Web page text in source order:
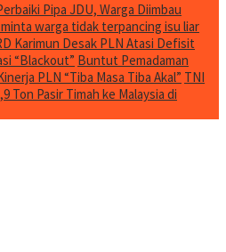
Pipa JDU, Warga Diimbau
warga tidak terpancing isu liar
Karimun Desak PLN Atasi Defisit
“Blackout” Buntut Pemadaman
PLN “Tiba Masa Tiba Akal” TNI
Ton Pasir Timah ke Malaysia di